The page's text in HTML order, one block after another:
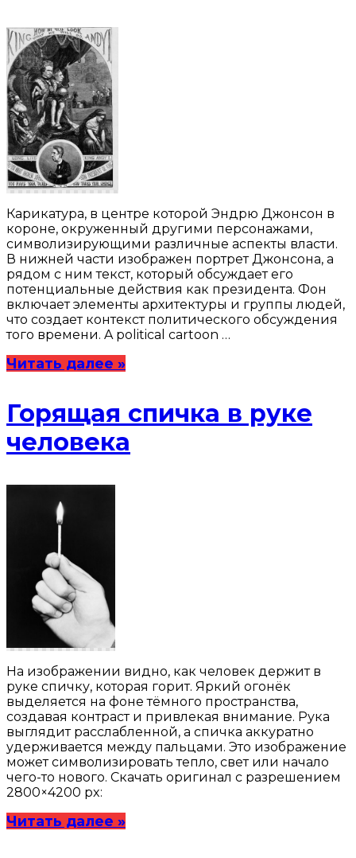
Карикатура, в центре которой Эндрю Джонсон в
короне, окруженный другими персонажами,
символизирующими различные аспекты власти.
В нижней части изображен портрет Джонсона, а
рядом с ним текст, который обсуждает его
потенциальные действия как президента. Фон
включает элементы архитектуры и группы людей,
что создает контекст политического обсуждения
того времени. A political cartoon …
Читать далее »
Горящая спичка в руке
человека
На изображении видно, как человек держит в
руке спичку, которая горит. Яркий огонёк
выделяется на фоне тёмного пространства,
создавая контраст и привлекая внимание. Рука
выглядит расслабленной, а спичка аккуратно
удерживается между пальцами. Это изображение
может символизировать тепло, свет или начало
чего-то нового. Скачать оригинал с разрешением
2800×4200 px:
Читать далее »